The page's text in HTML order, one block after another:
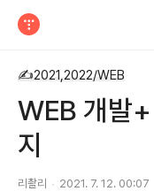
✍2021,2022/WEB
WEB 개발
지
리촬리 2021. 7. 12. 00:07